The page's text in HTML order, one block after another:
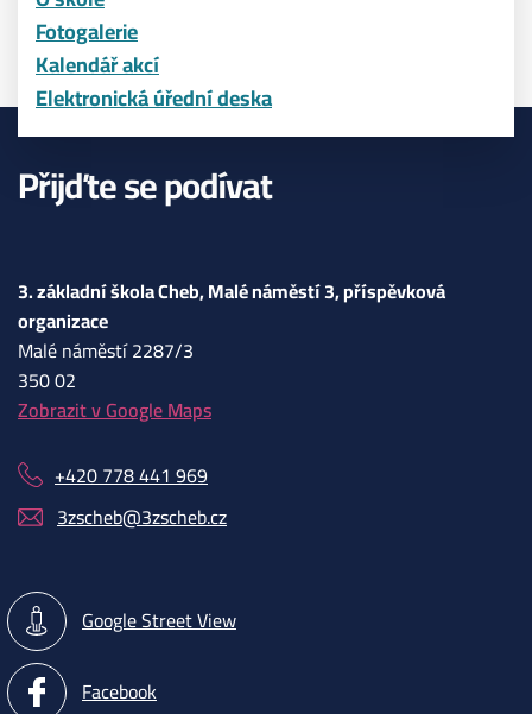
Fotogalerie
Kalendář akcí
Elektronická úřední deska
Přijďte se podívat
3. základní škola Cheb, Malé náměstí 3, příspěvková
organizace
Malé náměstí 2287/3
350 02
Zobrazit v Google Maps
+420 778 441 969
3zscheb@3zscheb.cz
Google Street View
Facebook